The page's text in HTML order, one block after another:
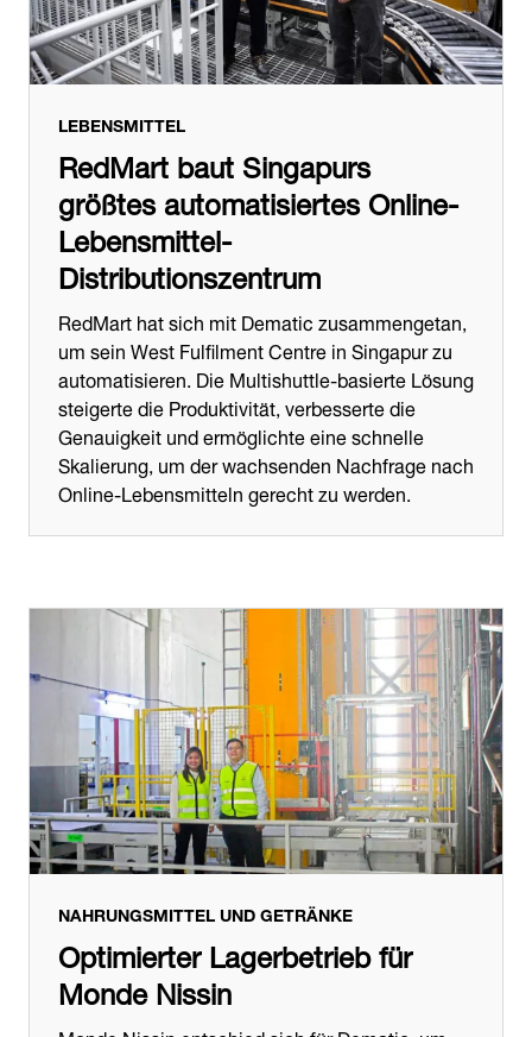
LEBENSMITTEL
RedMart baut Singapurs
größtes automatisiertes Online-
Lebensmittel-
Distributionszentrum
RedMart hat sich mit Dematic zusammengetan,
um sein West Fulfilment Centre in Singapur zu
automatisieren. Die Multishuttle-basierte Lösung
steigerte die Produktivität, verbesserte die
Genauigkeit und ermöglichte eine schnelle
Skalierung, um der wachsenden Nachfrage nach
Online-Lebensmitteln gerecht zu werden.
NAHRUNGSMITTEL UND GETRÄNKE
Optimierter Lagerbetrieb für
Monde Nissin